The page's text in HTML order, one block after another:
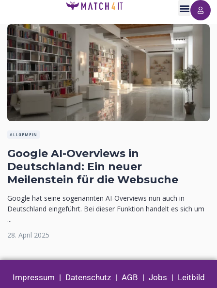
ALLGEMEIN
Google AI-Overviews in
Deutschland: Ein neuer
Meilenstein für die Websuche
Google hat seine sogenannten AI-Overviews nun auch in
Deutschland eingeführt. Bei dieser Funktion handelt es sich um
...
28. April 2025
Impressum | Datenschutz| AGB | Jobs | Leitbild